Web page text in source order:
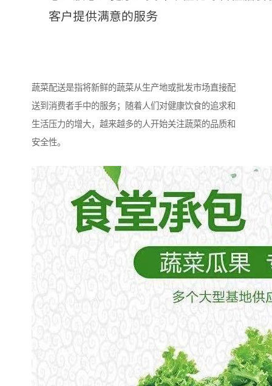
蔬菜配送是指将新鲜的蔬菜从生产地或批发市场直接配
送到消费者手中的服务；随着人们对健康饮食的追求和
生活压力的增大，越来越多的人开始关注蔬菜的品质和
安全性。